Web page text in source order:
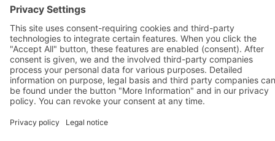
juin 2018(1)
mai 2018
(1)
avril 2018(1)
mars 2018(1)
février 2018(1)
janvier 2018 (1)
Systèmes d’assise de BIOSWING
Systèmes thérapeutiques de BIOSWING
Systèmes d’entraînement de BIOSWING
Mentions légales